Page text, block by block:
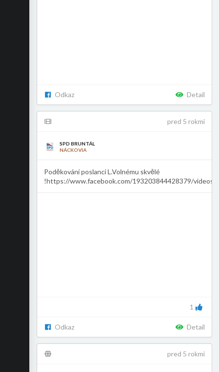
Odkaz Detail
pred 5 rokmi
SPD BRUNTÁL
NÁCKOVIA
Poděkování poslanci L.Volnému skvělé
!https://www.facebook.com/193203844428379/videos/
1
Odkaz Detail
pred 5 rokmi